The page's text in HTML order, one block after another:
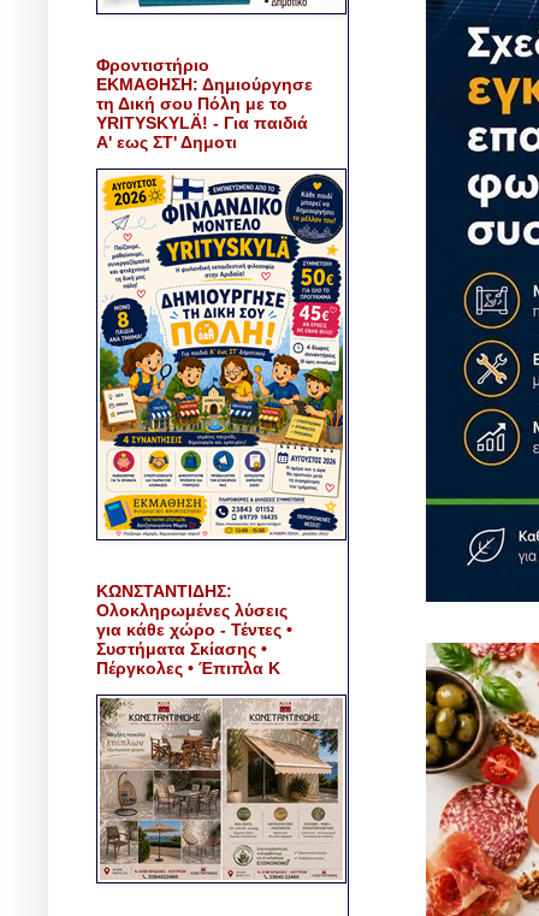
Φροντιστήριο
ΕΚΜΑΘΗΣΗ: Δημιούργησε
τη Δική σου Πόλη με το
YRITYSKYLÄ! - Για παιδιά
Α' εως ΣΤ' Δημοτι
ΚΩΝΣΤΑΝΤΙΔΗΣ:
Ολοκληρωμένες λύσεις
για κάθε χώρο - Τέντες •
Συστήματα Σκίασης •
Πέργκολες • Έπιπλα Κ